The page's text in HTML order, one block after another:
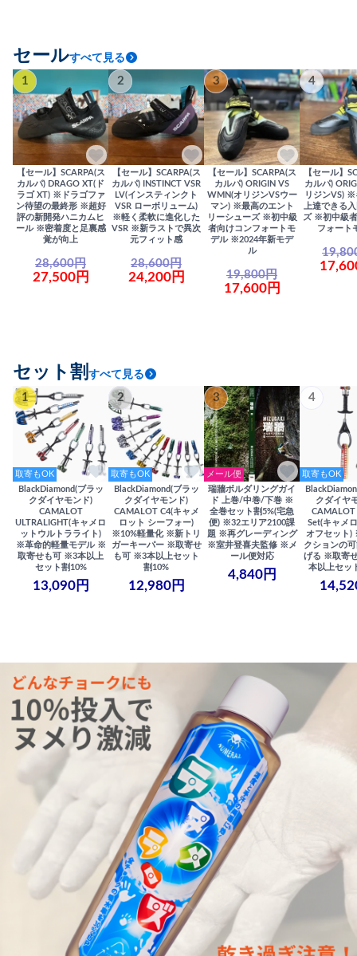
セールすべて見る
1
【セール】SCARPA(ス
カルパ) DRAGO XT(ド
ラゴ XT) ※ドラゴファ
ン待望の最終形 ※超好
評の新開発ハニカムヒ
ール ※密着度と足裏感
覚が向上
28,600円
27,500円
2
【セール】SCARPA(ス
カルパ) INSTINCT VSR
LV(インスティンクト
VSR ローボリューム)
※軽く柔軟に進化した
VSR ※新ラストで異次
元フィット感
28,600円
24,200円
3
【セール】SCARPA(ス
カルパ) ORIGIN VS
WMN(オリジンVSウー
マン) ※最高のエント
リーシューズ ※初中級
者向けコンフォートモ
デル ※2024年新モデ
ル
19,800円
17,600円
4
【セール】
カルパ)
リジンVS) ※
上達できる
ズ ※初中級
フォート
セット割 すべて見る
1
取寄もOK
BlackDiamond(ブラッ
クダイヤモンド)
CAMALOT
ULTRALIGHT(キャメロ
ットウルトラライト)
※革命的軽量モデル ※
取寄せも可 ※3本以上
セット割10%
13,090円
2
取寄もOK
BlackDiamond(ブラッ
クダイヤモンド)
CAMALOT C4(キャメ
ロット シーフォー)
※10%軽量化 ※新トリ
ガーキーパー ※取寄せ
も可 ※3本以上セット
割10%
12,980円
3
メール便
瑞牆ボルダリングガイ
ド 上巻/中巻/下巻 ※
全巻セット割5%(宅急
便) ※32エリア2100課
題 ※再グレーディング
※室井登喜夫監修 ※メ
ール便対応
4,840円
4
取寄もOK
クダイヤ
Set(キャメ
オフセット)
クションの
げる ※取寄
本以上セッ